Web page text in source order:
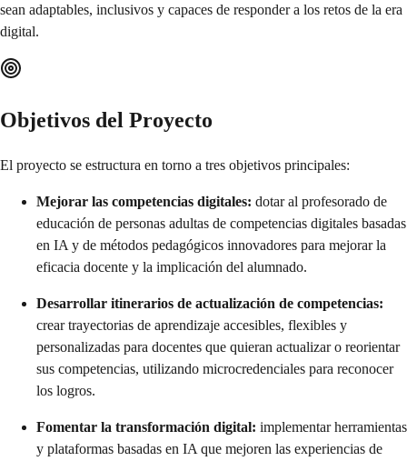
sean adaptables, inclusivos y capaces de responder a los retos de la era
digital.
Objetivos del Proyecto
El proyecto se estructura en torno a tres objetivos principales:
Mejorar las competencias digitales: dotar al profesorado de
educación de personas adultas de competencias digitales basadas
en IA y de métodos pedagógicos innovadores para mejorar la
eficacia docente y la implicación del alumnado.
Desarrollar itinerarios de actualización de competencias:
crear trayectorias de aprendizaje accesibles, flexibles y
personalizadas para docentes que quieran actualizar o reorientar
sus competencias, utilizando microcredenciales para reconocer
los logros.
Fomentar la transformación digital: implementar herramientas
y plataformas basadas en IA que mejoren las experiencias de